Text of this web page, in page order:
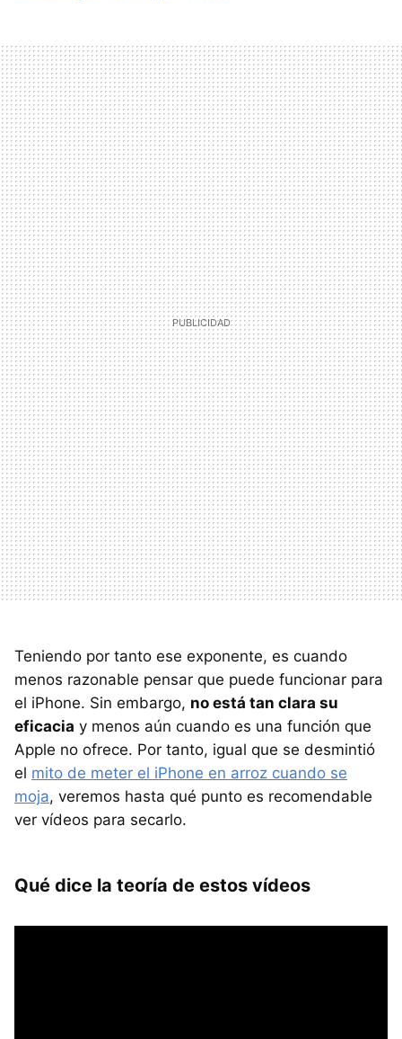
Teniendo por tanto ese exponente, es cuando
menos razonable pensar que puede funcionar para
el iPhone. Sin embargo, no está tan clara su
eficacia y menos aún cuando es una función que
Apple no ofrece. Por tanto, igual que se desmintió
el mito de meter el iPhone en arroz cuando se
moja, veremos hasta qué punto es recomendable
ver vídeos para secarlo.
Qué dice la teoría de estos vídeos